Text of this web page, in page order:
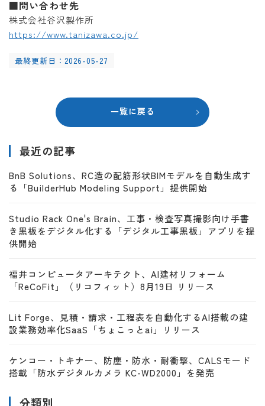
■問い合わせ先
株式会社谷沢製作所
https://www.tanizawa.co.jp/
最終更新日：2026-05-27
一覧に戻る
最近の記事
BnB Solutions、RC造の配筋形状BIMモデルを自動生成す
る「BuilderHub Modeling Support」提供開始
Studio Rack One's Brain、工事・検査写真撮影向け手書
き黒板をデジタル化する「デジタル工事黒板」アプリを提
供開始
福井コンピュータアーキテクト、AI建材リフォーム
「ReCoFit」（リコフィット）8月19日 リリース
Lit Forge、見積・請求・工程表を自動化するAI搭載の建
設業務効率化SaaS「ちょこっとai」リリース
ケンコー・トキナー、防塵・防水・耐衝撃、CALSモード
搭載「防水デジタルカメラ KC-WD2000」を発売
分類別